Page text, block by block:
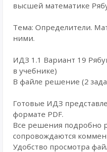
высшей математике
Тема: Определители.
ними.
ИДЗ 1.1 Вариант 19
в учебнике)
В файле решение (2
Готовые ИДЗ
формате PDF.
Все решения подробно
сопровождаются
Удобство просмотра